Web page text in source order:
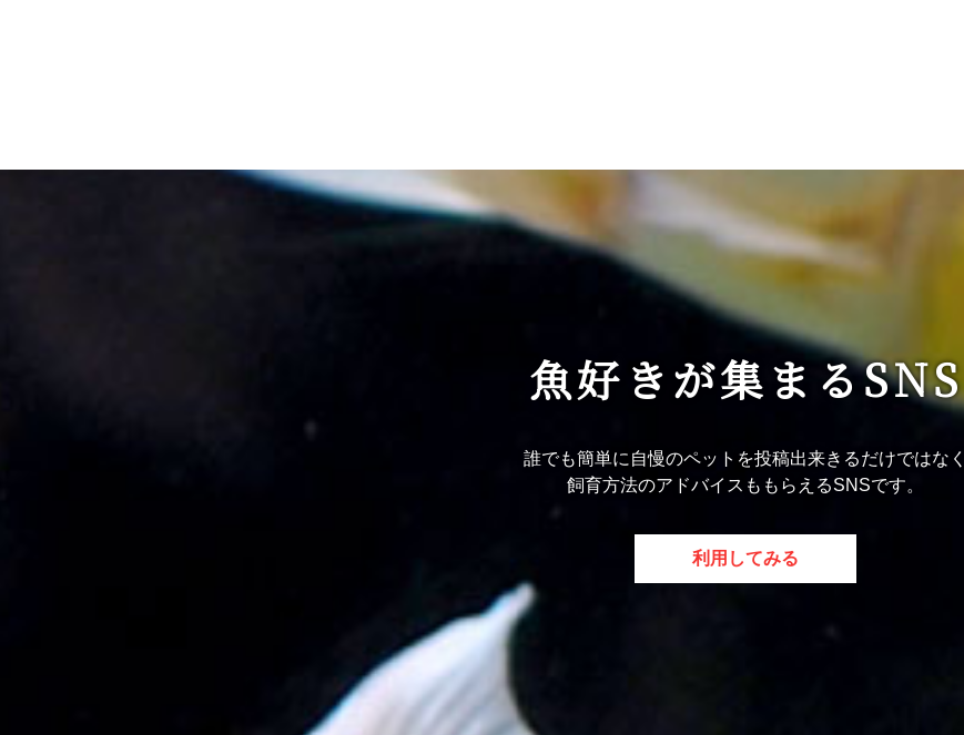
魚好きが集まるSNS
誰でも簡単に自慢のペットを投稿出来きるだけではなく
飼育方法のアドバイスももらえるSNSです。
利用してみる